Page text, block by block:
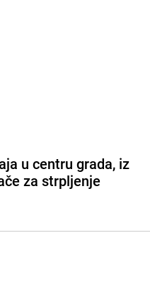
u centru grada, iz
za strpljenje